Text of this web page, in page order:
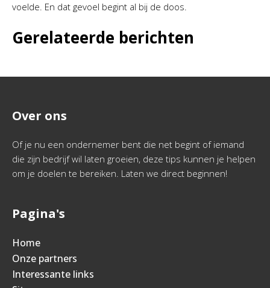
voelde. En dat gevoel begint al bij de doos.
Gerelateerde berichten
Over ons
Of je nu een ondernemer bent die net begint of iemand
die zijn bedrijf wil laten groeien, deze tips kunnen je helpen
om je doelen te bereiken. Laten we direct beginnen!
Pagina's
Home
Onze partners
Interessante links